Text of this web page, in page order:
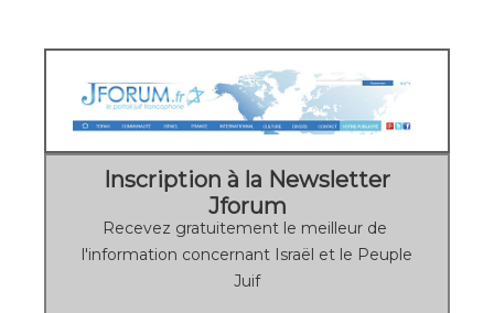
Inscription à la Newsletter
Jforum
Recevez gratuitement le meilleur de
l'information concernant Israël et le Peuple
Juif